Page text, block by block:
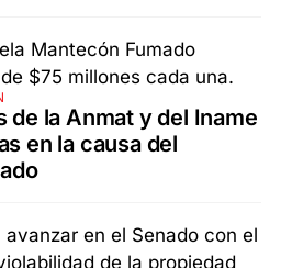
de la Anmat y del Iname
en la causa del